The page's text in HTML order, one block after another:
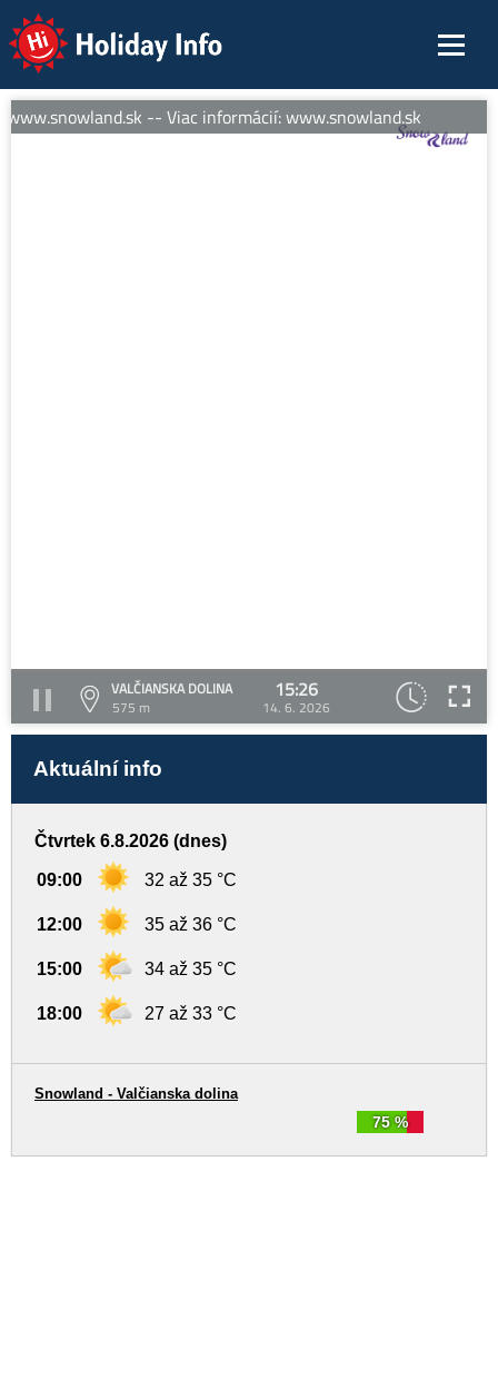
Holiday Info
-- Viac informácií: www.snowland.sk
VALČIANSKA DOLINA
575 m
15:26
14. 6. 2026
Aktuální info
Čtvrtek 6.8.2026 (dnes)
09:00 32 až 35 °C
12:00 35 až 36 °C
15:00 34 až 35 °C
18:00 27 až 33 °C
75 %
Snowland - Valčianska dolina